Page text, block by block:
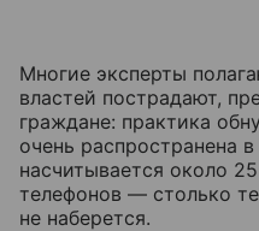
Многие эксперты
властей пострадают,
граждане: практика
очень распространена
насчитывается около
телефонов — столько
не наберется.